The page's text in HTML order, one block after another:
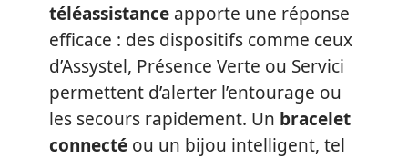
téléassistance apporte une réponse
efficace : des dispositifs comme ceux
d’Assystel, Présence Verte ou Servici
permettent d’alerter l’entourage ou
les secours rapidement. Un bracelet
connecté ou un bijou intelligent, tel